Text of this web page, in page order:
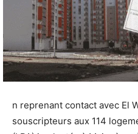
n reprenant contact avec El
souscripteurs aux 114